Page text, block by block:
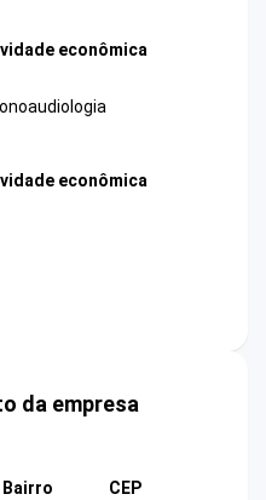
econômica
econômica
da empresa
Bairro
CEP